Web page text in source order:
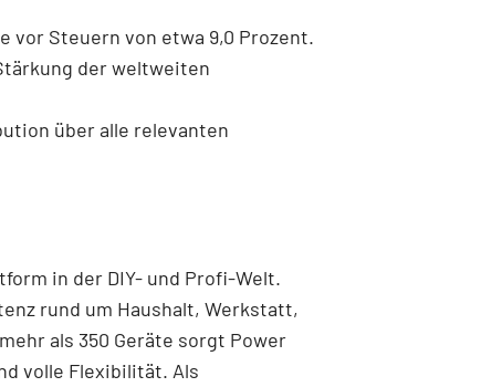
vor Steuern von etwa 9,0 Prozent.
der weltweiten
über alle relevanten
in der DIY- und Profi-Welt.
rund um Haushalt, Werkstatt,
als 350 Geräte sorgt Power
volle Flexibilität. Als